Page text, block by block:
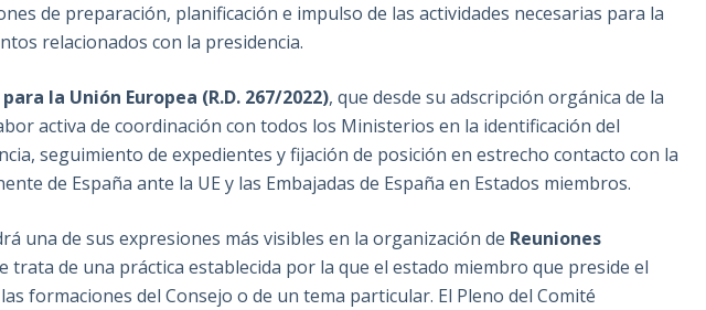
de preparación, planificación e impulso de las actividades necesarias para la
relacionados con la presidencia.
la Unión Europea (R.D. 267/2022), que desde su adscripción orgánica de la
activa de coordinación con todos los Ministerios en la identificación del
seguimiento de expedientes y fijación de posición en estrecho contacto con la
de España ante la UE y las Embajadas de España en Estados miembros.
una de sus expresiones más visibles en la organización de Reuniones
trata de una práctica establecida por la que el estado miembro que preside el
formaciones del Consejo o de un tema particular. El Pleno del Comité